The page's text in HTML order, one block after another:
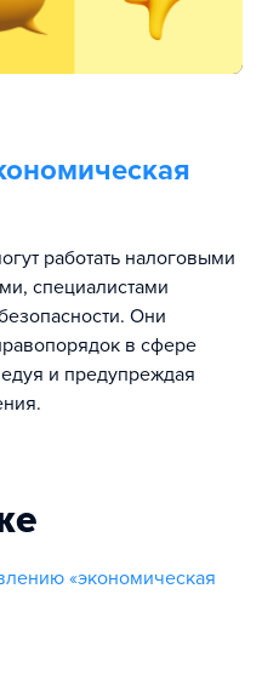
работать налоговыми
специалистами
Они
в сфере
и предупреждая
«экономическая